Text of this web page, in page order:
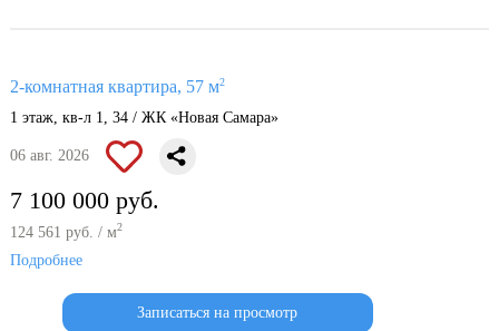
2-комнатная квартира, 57 м2
1 этаж, кв-л 1, 34 / ЖК «Новая Самара»
06 авг. 2026
7 100 000 руб.
124 561 руб. / м2
Подробнее
Записаться на просмотр